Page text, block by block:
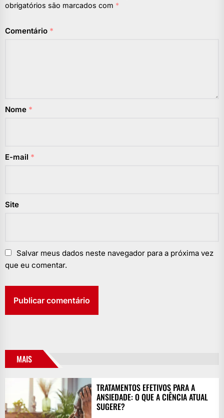
obrigatórios são marcados com *
Comentário *
Nome *
E-mail *
Site
Salvar meus dados neste navegador para a próxima vez
que eu comentar.
MAIS
TRATAMENTOS EFETIVOS PARA A
ANSIEDADE: O QUE A CIÊNCIA ATUAL
SUGERE?